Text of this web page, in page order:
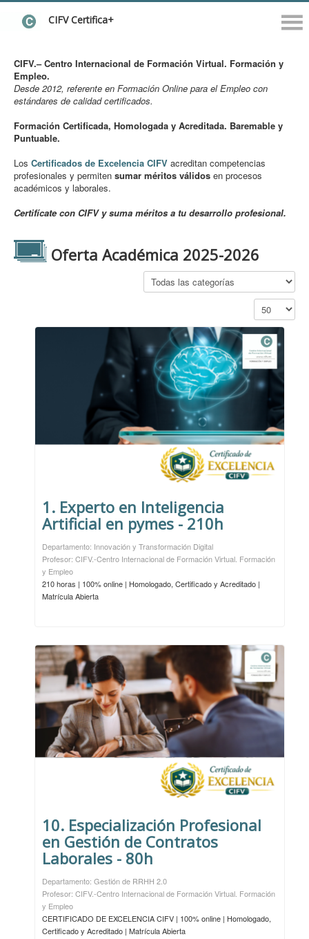
CIFV Certifica+
CIFV.– Centro Internacional de Formación Virtual. Formación y
Empleo.
Desde 2012, referente en Formación Online para el Empleo con
estándares de calidad certificados.
Formación Certificada, Homologada y Acreditada. Baremable y
Puntuable.
Los Certificados de Excelencia CIFV acreditan competencias
profesionales y permiten sumar méritos válidos en procesos
académicos y laborales.
Certifícate con CIFV y suma méritos a tu desarrollo profesional.
Oferta Académica 2025-2026
1. Experto en Inteligencia
Artificial en pymes - 210h
Departamento: Innovación y Transformación Digital
Profesor: CIFV.-Centro Internacional de Formación Virtual. Formación
y Empleo
210 horas | 100% online | Homologado, Certificado y Acreditado |
Matrícula Abierta
10. Especialización Profesional
en Gestión de Contratos
Laborales - 80h
Departamento: Gestión de RRHH 2.0
Profesor: CIFV.-Centro Internacional de Formación Virtual. Formación
y Empleo
CERTIFICADO DE EXCELENCIA CIFV | 100% online | Homologado,
Certificado y Acreditado | Matrícula Abierta